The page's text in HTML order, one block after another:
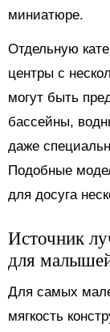
миниатюре.
Отдельную
центры с
могут быть
бассейны,
даже
Подобные
для досуга
Источник
для
Для самых
мягкость